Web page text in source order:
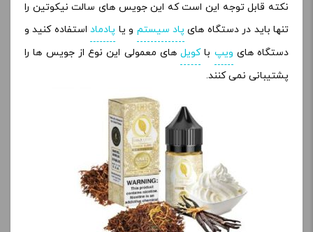
نکته قابل توجه این است که این جویس های سالت نیکوتین را
تنها باید در دستگاه های پاد سیستم و یا پادماداستفاده کنید و
دستگاه های ویپ باکویل های معمولی این نوع از جویس ها را
پشتیبانی نمی کنند.